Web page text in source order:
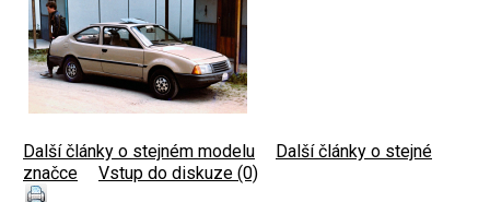
Další články o stejném modelu
Další články o stejné
značce
Vstup do diskuze (0)